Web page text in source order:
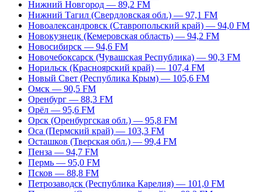
Нижний Новгород — 89,2 FM
Нижний Тагил (Свердловская обл.) — 97,1 FM
Новоалександровск (Ставропольский край) — 94,0 FM
Новокузнецк (Кемеровская область) — 94,2 FM
Новосибирск — 94,6 FM
Новочебоксарск (Чувашская Республика) — 90,3 FM
Норильск (Красноярский край) — 107,4 FM
Новый Свет (Республика Крым) — 105,6 FM
Омск — 90,5 FM
Оренбург — 88,3 FM
Орёл — 95,6 FM
Орск (Оренбургская обл.) — 95,8 FM
Оса (Пермский край) — 103,3 FM
Осташков (Тверская обл.) — 99,4 FM
Пенза — 94,7 FM
Пермь — 95,0 FM
Псков — 88,8 FM
Петрозаводск (Республика Карелия) — 101,0 FM